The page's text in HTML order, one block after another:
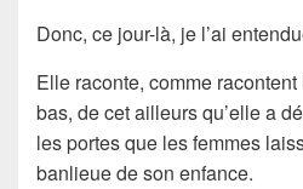
Donc, ce jour-là, je l’ai
Elle raconte, comme racontent
bas, de cet ailleurs qu’elle a
les portes que les femmes
banlieuede son enfance.